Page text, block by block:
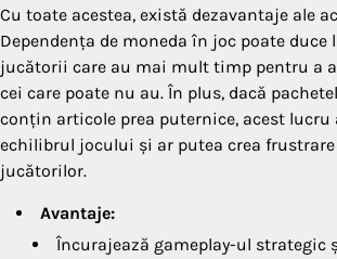
Cu toate acestea, există dezavantaje ale
Dependența de moneda în joc poate
jucătorii care au mai mult timp pentru a
cei care poate nu au. În plus, dacă
conțin articole prea puternice, acest lucru
echilibrul jocului și ar putea crea
jucătorilor.
Avantaje:
Încurajează gameplay-ul strategic